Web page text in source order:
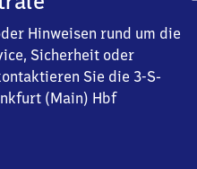
Hinweisen rund um die
Sicherheit oder
Sie die 3-S-
(Main) Hbf